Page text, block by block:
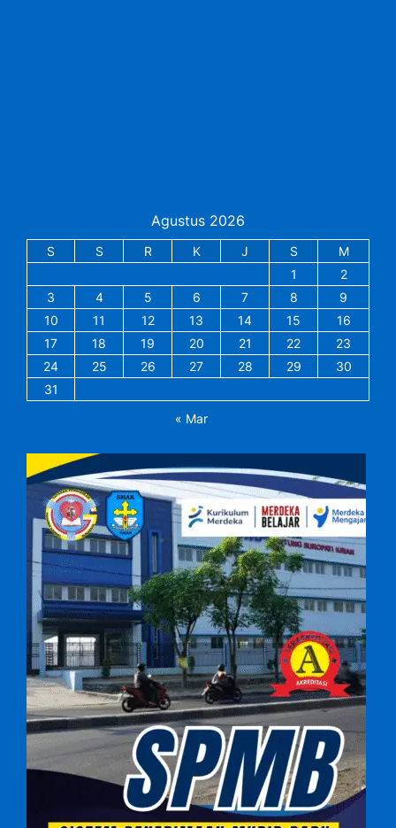
Agustus 2026
S S R K J S
M
1
2
3
4 5 6 7 8
9
10
11 12 13 14 15
16
17
18 19 20 21 22
23
24
25 26 27 28 29
30
31
« Mar